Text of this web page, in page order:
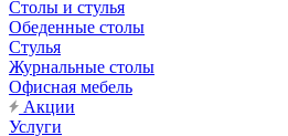
Столы и стулья
Обеденные столы
Стулья
Журнальные столы
Офисная мебель
Акции
Услуги